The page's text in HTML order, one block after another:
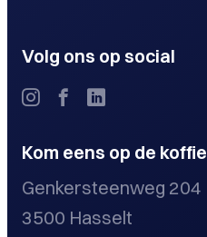
Volg ons op social
Kom eens op de koffie
Genkersteenweg 204
3500 Hasselt